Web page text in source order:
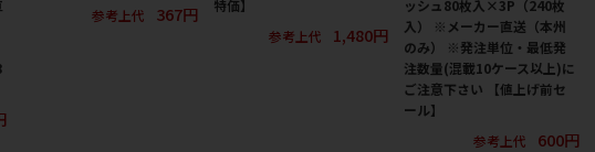
参考上代
367円
特価】
参考上代
1,480円
ッシュ80枚入×3P（240枚
入） ※メーカー直送（本州
のみ） ※発注単位・最低発
注数量(混載10ケース以上)に
ご注意下さい 【値上げ前セ
ール】
参考上代
600円